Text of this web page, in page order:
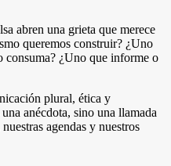
abren una grieta que merece
queremos construir? ¿Uno
¿Uno que informe o
plural, ética y
anécdota, sino una llamada
agendas y nuestros